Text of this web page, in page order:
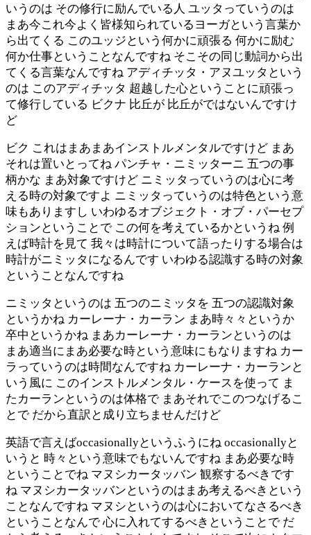
いうのは その修行に励んでいる人 ユッタっていうのは
まあ今これ今よく皆様知られているヨーガという言葉か
ら出てくる このユッジという何かに頑張る 何かに励む
何か仕事ということなんですね そこその同じ動詞から出
てくる言葉なんですね アディチッタ・アヌユッタという
のは このアディチッタ 超越した心ということに頑張っ
て修行している ビクナ 比丘が 比丘がではないんですけ
ど
ビク これはまあまあインストルメンタルですけど まあ
それは置いとってね パンチャ・ニミッターニ 五つの事
柄かな まあ対象ですけど ニミッタっていうのは心に考
える時の対象ですよ ニミッタっていうのは特色という意
味もありますし いわゆるオブジェクト・オブ・パーセプ
ションということで この何を考えているかというね 例
えば時計を見て 我々は時計について語ったりする場合は
時計がニミッタになるんです いわゆる認識する時の対象
ということなんですね
ニミッタというのは 五つのニミッタを 五つの認識対象
というかね カーレーナ・カーラン まあ時々々というか
卒中というかね まあカーレーナ・カーランというのは
まあ適当にまあ必要な時という意味にもなりますね カー
ラっていうのは時間なんですね カーレーナ・カーランと
いう風に このインストルメンタル・ケースを使って ま
たカーランというのは体格で まあそれでこのつなげるこ
とで だから直訳と成り立ちませんだけど
英語で言えばoccasionallyというふうにね occasionallyと
いうと 時々という意味でもないんですね まあ必要な時
ということでね マヌシカータッバン 観察するべきです
ね マヌシカータッバンというのはまあ考えるべきという
ことなんですね マヌシというのは心においてなさるべき
ということなんで 心に入れてするべきということで だ